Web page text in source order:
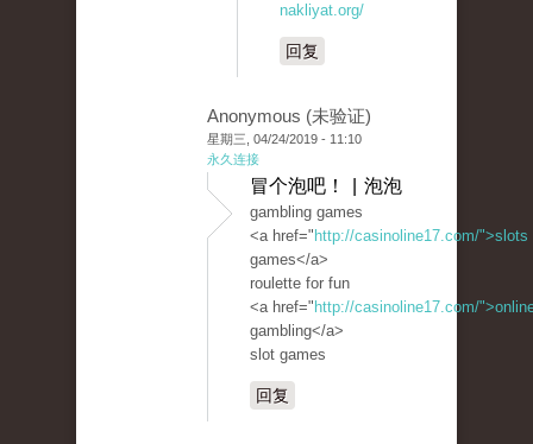
nakliyat.org/
回复
Anonymous (未验证)
星期三, 04/24/2019 - 11:10
永久连接
冒个泡吧！ | 泡泡
gambling games
<a href=" http://casinoline17.com/">slots
games</a>
roulette for fun
<a href=" http://casinoline17.com/
gambling</a>
slot games
回复